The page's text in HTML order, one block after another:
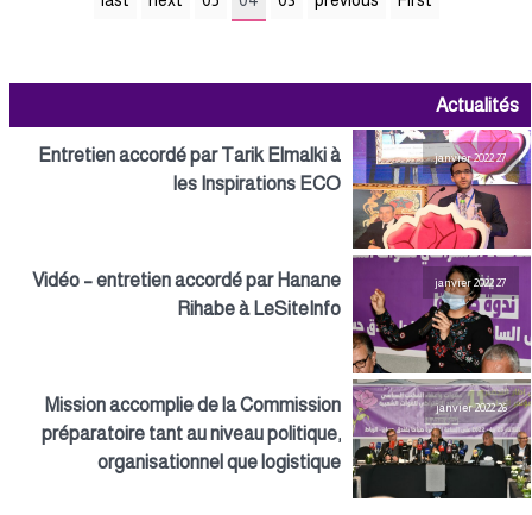
Actualités
27 janvier 2022
Entretien accordé par Tarik Elmalki à
les Inspirations ECO
27 janvier 2022
Vidéo – entretien accordé par Hanane
Rihabe à LeSiteInfo
26 janvier 2022
Mission accomplie de la Commission
préparatoire tant au niveau politique,
organisationnel que logistique